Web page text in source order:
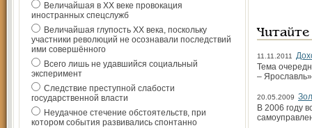
Величайшая в ХХ веке провокация
иностранных спецслужб
Величайшая глупость ХХ века, поскольку
участники революций не осознавали последствий
ими совершённого
Всего лишь не удавшийся социальный
эксперимент
Следствие преступной слабости
государственной власти
Неудачное стечение обстоятельств, при
котором события развивались спонтанно
11.11.2011
Тема
–
20.05.2009
В 2006 году